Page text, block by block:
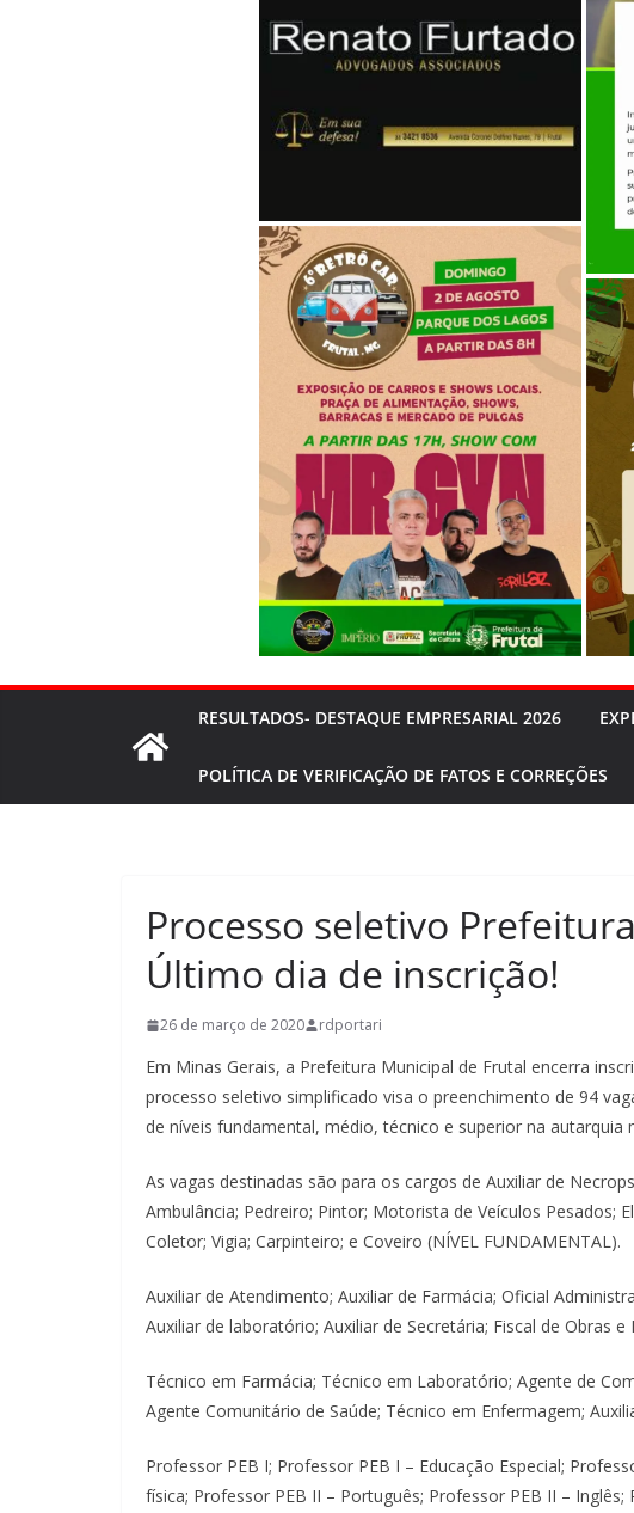
RESULTADOS- DESTAQUE EMPRESARIAL 2026
POLÍTICA DE VERIFICAÇÃO DE FATOS E CORREÇÕES
Processo seletivo
Último dia de inscrição!
26 de março de 2020 rdportari
Em Minas Gerais, a Prefeitura Municipal de Frutal encerra
processo seletivo simplificado visa o preenchimento de 94
de níveis fundamental, médio, técnico e superior na autarquia
As vagas destinadas são para os cargos de Auxiliar de
Ambulância; Pedreiro; Pintor; Motorista de Veículos Pesados;
Coletor; Vigia; Carpinteiro; e Coveiro (NÍVEL FUNDAMENTAL).
Auxiliar de Atendimento; Auxiliar de Farmácia; Oficial
Auxiliar de laboratório; Auxiliar de Secretária; Fiscal de Obras
Técnico em Farmácia; Técnico em Laboratório; Agente de
Agente Comunitário de Saúde; Técnico em Enfermagem;
Professor PEB I; Professor PEB I – Educação Especial;
física; Professor PEB II – Português; Professor PEB II –